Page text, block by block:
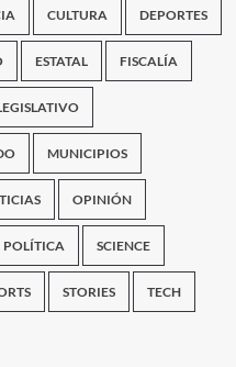
CULTURA DEPORTES
ESTATAL FISCALÍA
MUNICIPIOS
OPINIÓN
POLÍTICA SCIENCE
STORIES TECH